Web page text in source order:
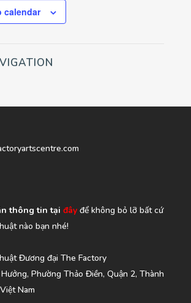
calendar
thông tin tại đây để không bỏ lỡ bất cứ
nào bạn nhé!
Đương đại The Factory
Phường Thảo Điền, Quận 2, Thành
Nam